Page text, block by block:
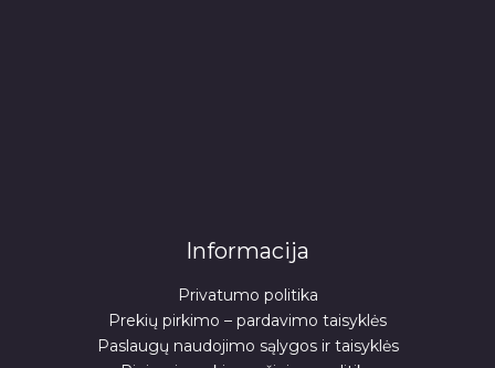
Informacija
Privatumo politika
Prekių pirkimo – pardavimo taisyklės
Paslaugų naudojimo sąlygos ir taisyklės